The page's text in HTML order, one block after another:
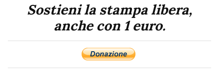
Sostieni la stampa libera,
anche con 1 euro.